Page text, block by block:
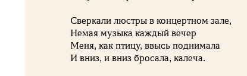
Сверкали люстры в концертном зале,
Немая музыка каждый вечер
Меня, как птицу, ввысь поднимала
И вниз, и вниз бросала, калеча.